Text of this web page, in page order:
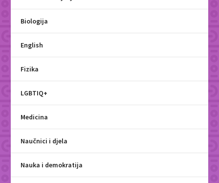
Biologija
English
Fizika
LGBTIQ+
Medicina
Naučnici i djela
Nauka i demokratija